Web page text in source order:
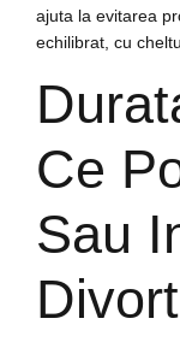
ajuta la evitarea
echilibrat, cu
Ce
Sau